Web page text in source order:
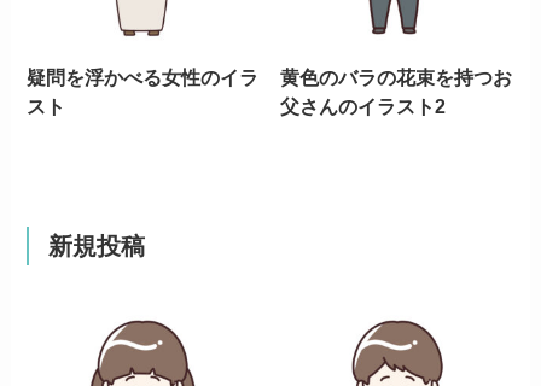
疑問を浮かべる女性のイラ
スト
黄色のバラの花束を持つお
父さんのイラスト2
新規投稿